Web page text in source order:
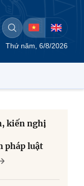
Thứ năm, 6/8/2026
kiến nghị
pháp luật